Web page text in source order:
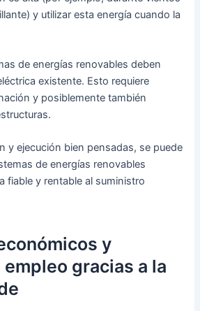
y utilizar esta energía cuando la
de energías renovables deben
existente. Esto requiere
y posiblemente también
y ejecución bien pensadas, se puede
de energías renovables
fiable y rentable al suministro
y
gracias a la